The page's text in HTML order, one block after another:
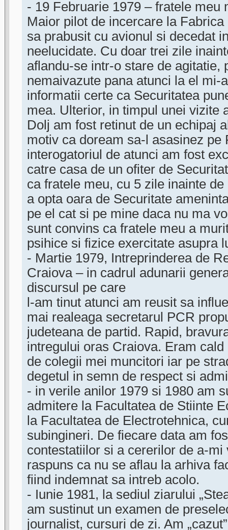
- 19 Februarie 1979 – fratele meu
Maior pilot de incercare la
sa prabusit cu avionul si decedat
neelucidate. Cu doar trei zile
aflandu-se intr-o stare de agitatie,
nemaivazute pana atunci la el mi-
informatii certe ca Securitatea
mea. Ulterior, in timpul unei vizite
Dolj am fost retinut de un echipaj
motiv ca doream sa-l asasinez pe
interogatoriul de atunci am fost
catre casa de un ofiter de
ca fratele meu, cu 5 zile inainte
a opta oara de Securitate
pe el cat si pe mine daca nu ma
sunt convins ca fratele meu a
psihice si fizice exercitate asupra
- Martie 1979, Intreprinderea de
Craiova – in cadrul adunarii
discursul pe care
l-am tinut atunci am reusit sa
mai realeaga secretarul PCR
judeteana de partid. Rapid,
intregului oras Craiova. Eram
de colegii mei muncitori iar pe
degetul in semn de respect si
- in verile anilor 1979 si 1980 am
admitere la Facultatea de Stiinte
la Facultatea de Electrotehnica,
subingineri. De fiecare data am
contestatiilor si a cererilor de a-
raspuns ca nu se aflau la arhiva
fiind indemnat sa intreb acolo.
- Iunie 1981, la sediul ziarului
am sustinut un examen de
journalist, cursuri de zi. Am